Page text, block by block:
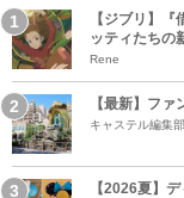
【ジブリ】
ッティたちの
Rene
【最新】フ
キャステル編集部
【2026夏】